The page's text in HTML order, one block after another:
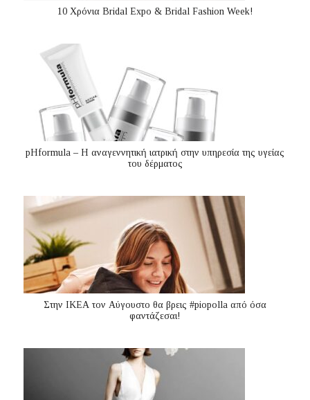
10 Χρόνια Bridal Expo & Bridal Fashion Week!
pHformula – Η αναγεννητική ιατρική στην υπηρεσία της υγείας
του δέρματος
Στην ΙΚΕΑ τον Αύγουστο θα βρεις #piopolla από όσα
φαντάζεσαι!